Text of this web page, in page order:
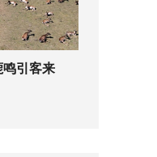
鸣引客来